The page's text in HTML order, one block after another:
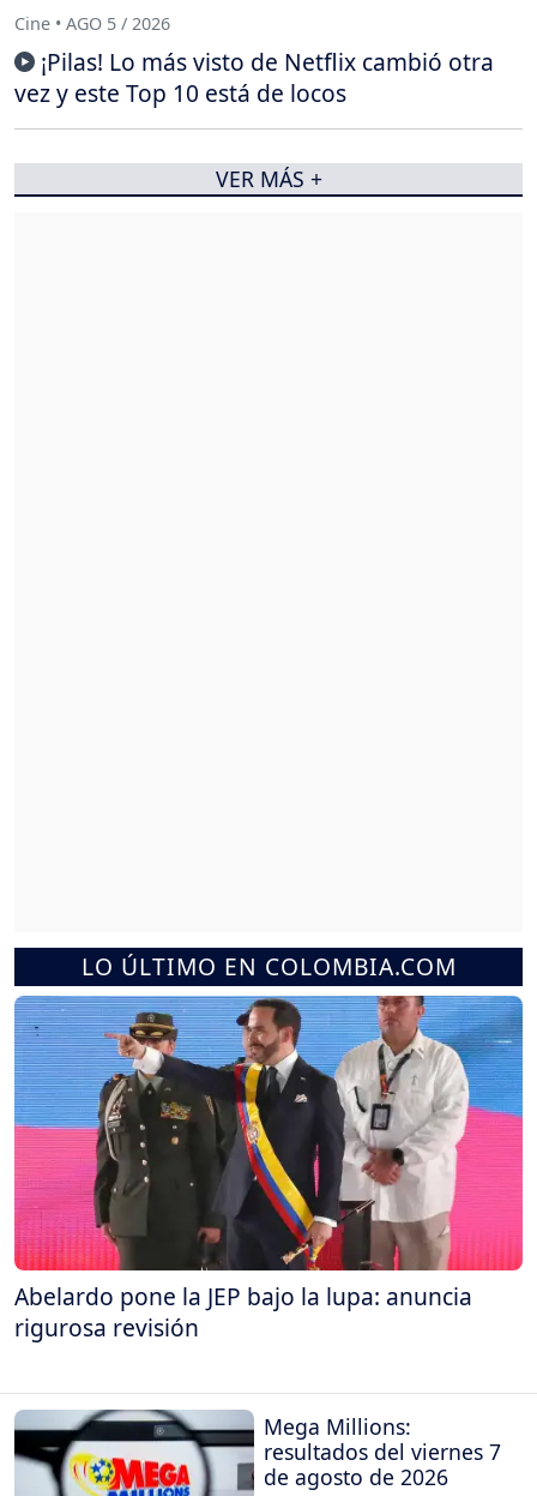
LO ÚLTIMO EN COLOMBIA.COM
Abelardo pone la JEP bajo la lupa: anuncia
rigurosa revisión
Mega Millions:
resultados del viernes 7
de agosto de 2026
Cine • AGO 5 / 2026
¡Pilas! Lo más visto de Netflix cambió otra
vez y este Top 10 está de locos
VER MÁS +